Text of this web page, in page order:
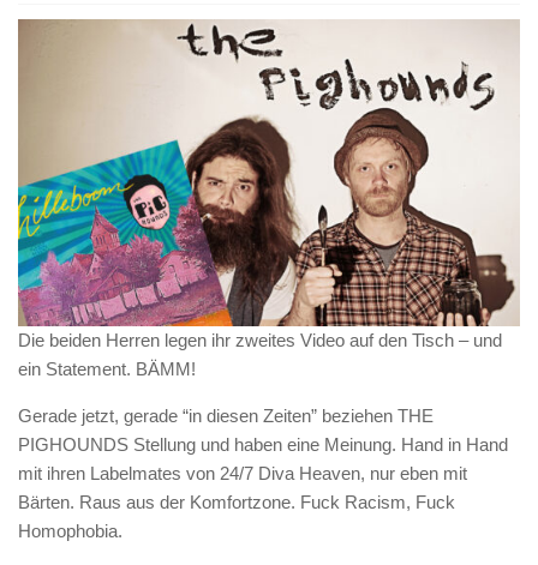
Die beiden Herren legen ihr zweites Video auf den Tisch – und
ein Statement. BÄMM!
Gerade jetzt, gerade “in diesen Zeiten” beziehen THE
PIGHOUNDS Stellung und haben eine Meinung. Hand in Hand
mit ihren Labelmates von 24/7 Diva Heaven, nur eben mit
Bärten. Raus aus der Komfortzone. Fuck Racism, Fuck
Homophobia.